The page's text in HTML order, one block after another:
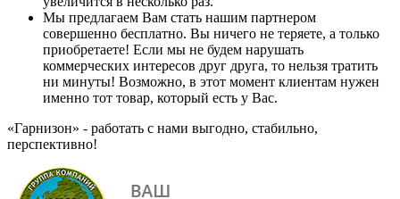
Мы предлагаем Вам стать нашим партнером
совершенно бесплатно. Вы ничего не теряете, а только
приобретаете! Если мы не будем нарушать
коммерческих интересов друг друга, то нельзя тратить
ни минуты! Возможно, в этот момент клиентам нужен
именно тот товар, который есть у Вас.
«Гарнизон» - работать с нами выгодно, стабильно,
перспективно!